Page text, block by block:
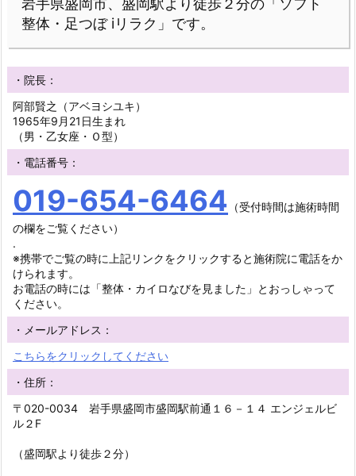
整体・足つぼ iリラク」です。
・院長：
阿部賢之（アベヨシユキ）
1965年9月21日生まれ
（男・乙女座・Ｏ型）
・電話番号：
019-654-6464
（受付時間は施術時間
の欄をご覧ください）
.
※携帯でご覧の時に上記リンクをクリックすると施術院に電話をか
けられます。
お電話の時には「整体・カイロなびを見ました」とおっしゃって
ください。
・メールアドレス：
こちらをクリックしてください
・住所：
〒020-0034 岩手県盛岡市盛岡駅前通１６－１４ エンジェルビ
ル２F
（盛岡駅より徒歩２分）